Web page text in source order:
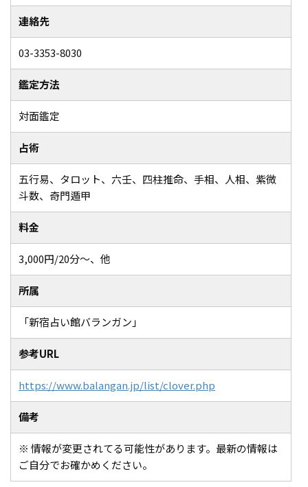
連絡先
03-3353-8030
鑑定方法
対面鑑定
占術
五行易、タロット、六壬、四柱推命、手相、人相、紫微
斗数、奇門遁甲
料金
3,000円/20分～、他
所属
「新宿占い館バランガン」
参考URL
https://www.balangan.jp/list/clover.php
備考
※ 情報が変更されてる可能性があります。最新の情報は
ご自分でお確かめください。